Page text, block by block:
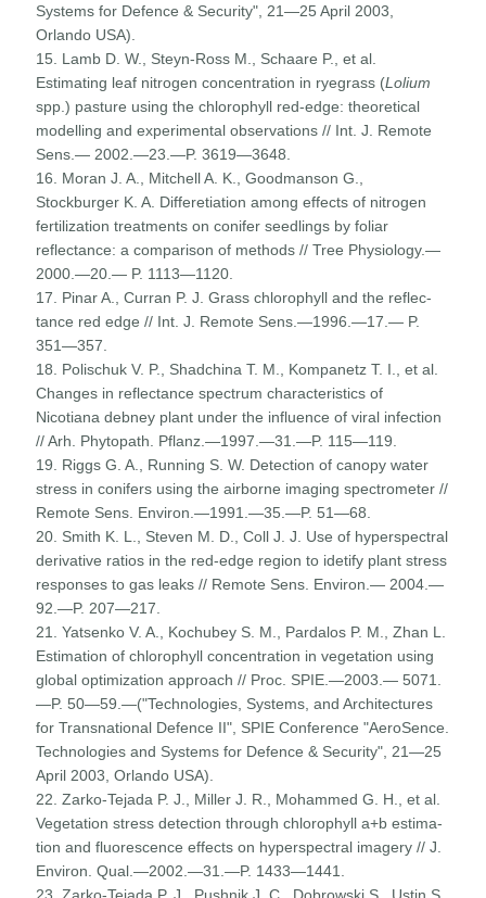
Systems for Defence & Security", 21—25 April 2003,
Orlando USA).
15. Lamb D. W., Steyn-Ross M., Schaare P., et al.
Estimating leaf nitrogen concentration in ryegrass (Lolium
spp.) pas­ture using the chlorophyll red-edge: theoretical
modelling and experimental observations // Int. J. Remote
Sens.— 2002.—23.—P. 3619—3648.
16. Moran J. A., Mitchell A. K., Goodmanson G.,
Stockburger K. A. Differetiation among effects of nitrogen
fertilization treatments on conifer seedlings by foliar
reflectance: a comparison of methods // Tree Physiology.—
2000.—20.— P. 1113—1120.
17. Pinar A., Curran P. J. Grass chlorophyll and the reflec­
tance red edge // Int. J. Remote Sens.—1996.—17.— P.
351—357.
18. Polischuk V. P., Shadchina T. M., Kompanetz T. I., et al.
Changes in reflectance spectrum characteristics of
Nicotiana debney plant under the influence of viral infection
// Arh. Phytopath. Pflanz.—1997.—31.—P. 115—119.
19. Riggs G. A., Running S. W. Detection of canopy water
stress in conifers using the airborne imaging spectrometer //
Remote Sens. Environ.—1991.—35.—P. 51—68.
20. Smith K. L., Steven M. D., Coll J. J. Use of hyperspectral
derivative ratios in the red-edge region to idetify plant stress
responses to gas leaks // Remote Sens. Environ.— 2004.—
92.—P. 207—217.
21. Yatsenko V. A., Kochubey S. M., Pardalos P. M., Zhan L.
Estimation of chlorophyll concentration in vegetation using
global optimization approach // Proc. SPIE.—2003.— 5071.
—P. 50—59.—("Technologies, Systems, and Ar­chitectures
for Transnational Defence II", SPIE Conference "AeroSence.
Technologies and Systems for Defence & Security", 21—25
April 2003, Orlando USA).
22. Zarko-Tejada P. J., Miller J. R., Mohammed G. H., et al.
Vegetation stress detection through chlorophyll a+b estima­
tion and fluorescence effects on hyperspectral imagery // J.
Environ. Qual.—2002.—31.—P. 1433—1441.